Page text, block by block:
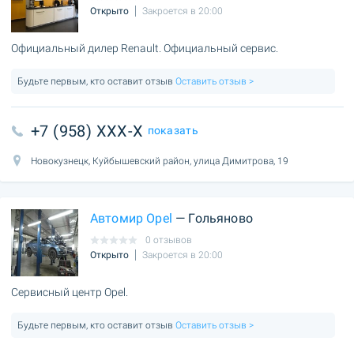
Открыто
Закроется в 20:00
Официальный дилер Renault. Официальный сервис.
Будьте первым, кто оставит отзыв Оставить отзыв >
+7 (958) XXX-X показать
Новокузнецк, Куйбышевский район, улица Димитрова, 19
Автомир Opel — Гольяново
0 отзывов
Открыто
Закроется в 20:00
Сервисный центр Opel.
Будьте первым, кто оставит отзыв Оставить отзыв >